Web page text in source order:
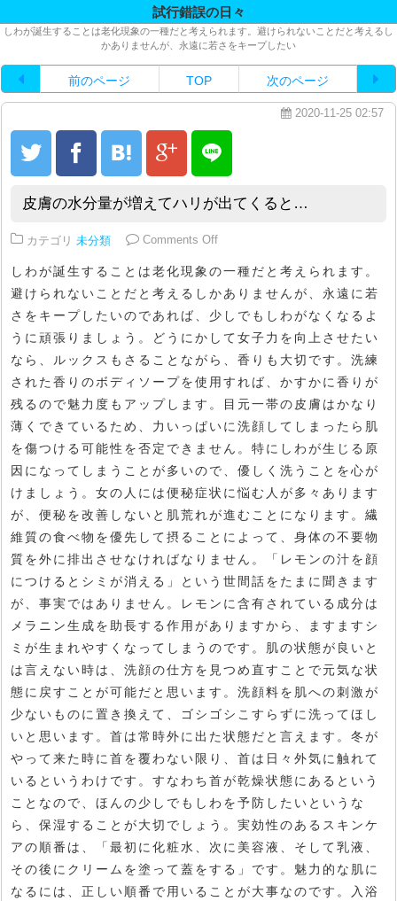
試行錯誤の日々
しわが誕生することは老化現象の一種だと考えられます。避けられないことだと考えるし
かありませんが、永遠に若さをキープしたい
前のページ TOP 次のページ
2020-11-25 02:57
皮膚の水分量が増えてハリが出てくると…
カテゴリ 未分類 Comments Offon 皮膚の水分量が増えてハリが
しわが誕生することは老化現象の一種だと考えられます。
避けられないことだと考えるしかありませんが、永遠に若
さをキープしたいのであれば、少しでもしわがなくなるよ
うに頑張りましょう。どうにかして女子力を向上させたい
なら、ルックスもさることながら、香りも大切です。洗練
された香りのボディソープを使用すれば、かすかに香りが
残るので魅力度もアップします。目元一帯の皮膚はかなり
薄くできているため、力いっぱいに洗顔してしまったら肌
を傷つける可能性を否定できません。特にしわが生じる原
因になってしまうことが多いので、優しく洗うことを心が
けましょう。女の人には便秘症状に悩む人が多々あります
が、便秘を改善しないと肌荒れが進むことになります。繊
維質の食べ物を優先して摂ることによって、身体の不要物
質を外に排出させなければなりません。「レモンの汁を顔
につけるとシミが消える」という世間話をたまに聞きます
が、事実ではありません。レモンに含有されている成分は
メラニン生成を助長する作用がありますから、ますますシ
ミが生まれやすくなってしまうのです。肌の状態が良いと
は言えない時は、洗顔の仕方を見つめ直すことで元気な状
態に戻すことが可能だと思います。洗顔料を肌への刺激が
少ないものに置き換えて、ゴシゴシこすらずに洗ってほし
いと思います。首は常時外に出た状態だと言えます。冬が
やって来た時に首を覆わない限り、首は日々外気に触れて
いるというわけです。すなわち首が乾燥状態にあるという
ことなので、ほんの少しでもしわを予防したいというな
ら、保湿することが大切でしょう。実効性のあるスキンケ
アの順番は、「最初に化粧水、次に美容液、そして乳液、
その後にクリームを塗って蓋をする」です。魅力的な肌に
なるには、正しい順番で用いることが大事なのです。入浴